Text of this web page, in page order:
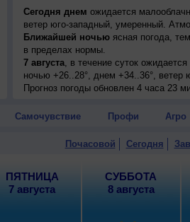
Сегодня днем ожидается
ветер юго-западный, умеренный.
Ближайшей ночьюясная погода,
в пределах нормы.
7 августа, в течение суток
ночью +26..28°, днем +34..36°, ветер
8 августа, ожидается малооблачная
9 августа, в течение суток
10 августа, ожидается малооблачная
ночью +25..27°, днем +31..33°,
Прогноз погоды обновлен 4 часа 23
Самочувствие Профи Агро
Почасовой Сегодня
ПЯТНИЦА
7 августа
СУББОТА
8 августа